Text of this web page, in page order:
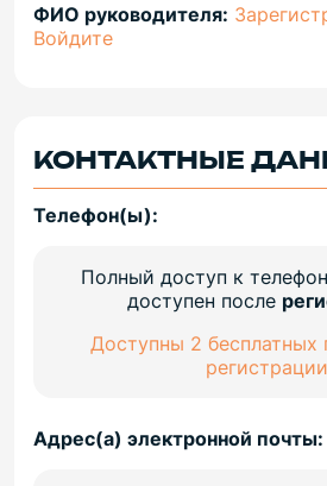
ФИО руководителя:
Войдите
КОНТАКТНЫЕ
Телефон(ы):
Полный доступ к
доступен после
Доступны 2 бесплатных
регистрации
Адрес(а) электронной почты: